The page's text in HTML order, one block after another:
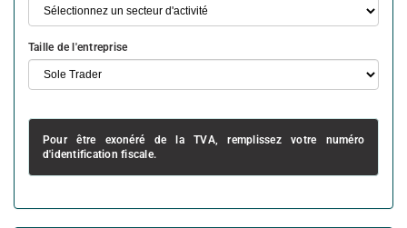
Taille de l'entreprise
Pour être exonéré de la TVA, remplissez votre numéro
d'identification fiscale.